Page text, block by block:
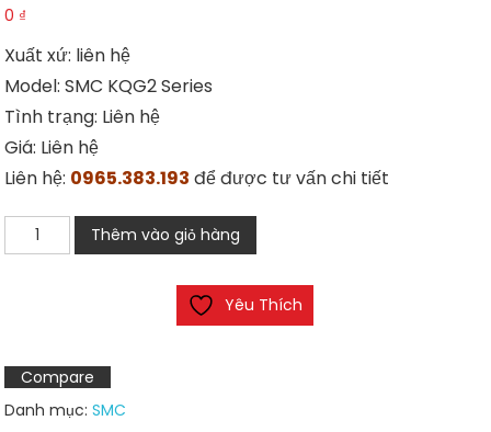
0 ₫
Xuất xứ: liên hệ
Model: SMC KQG2 Series
Tình trạng: Liên hệ
Giá: Liên hệ
Liên hệ: 0965.383.193 để được tư vấn chi tiết
nhanh
KQG2
Series
số
Thêm vào giỏ hàng
Yêu Thích
Compare
Danh mục:SMC